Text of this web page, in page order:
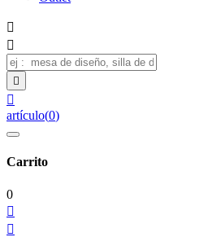




artículo(0)
Carrito
0

